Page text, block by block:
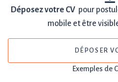
Déposez votre CVpour
mobile et être
DÉPOSER
Exemples de